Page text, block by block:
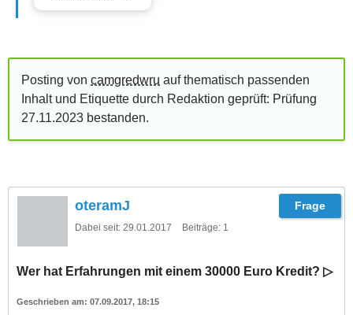
Posting von camgredwru auf thematisch passenden
Inhalt und Etiquette durch Redaktion geprüft: Prüfung
27.11.2023 bestanden.
oteramJ
Dabei seit: 29.01.2017 Beiträge: 1
Wer hat Erfahrungen mit einem 30000 Euro Kredit? ▷
07.09.2017, 18:15